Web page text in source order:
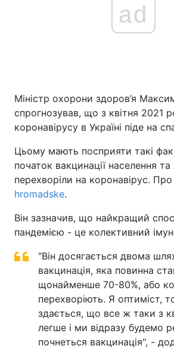
ad
Міністр охорони здоров’я
спрогнозував, що з квітня 2021
коронавірусу в Україні піде на
Цьому мають посприяти такі
початок вакцинації населення
перехворіли на коронавірус.
hromadske.
Він зазначив, що найкращий
пандемією - це колективний
"Він досягається двома
вакцинація, яка повинна
щонайменше 70-80%, або
перехворіють. Я оптиміст,
здається, що все ж таки з
легше і ми відразу будемо
почнеться вакцинація", -